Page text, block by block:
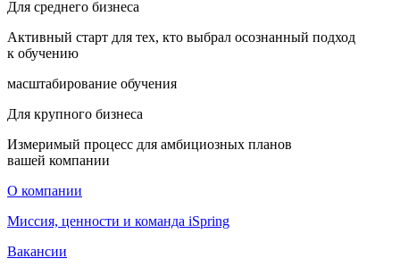
Для среднего бизнеса
Активный старт для тех, кто выбрал осознанный подход
к обучению
масштабирование обучения
Для крупного бизнеса
Измеримый процесс для амбициозных планов
вашей компании
О компании
Миссия, ценности и команда iSpring
Вакансии